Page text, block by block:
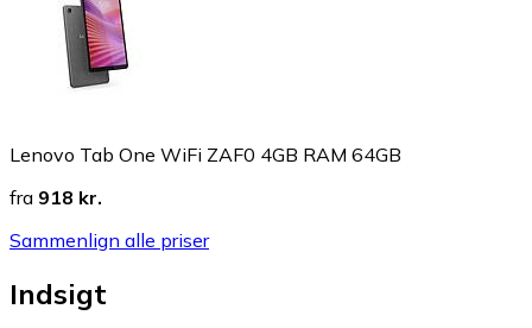
Lenovo Tab One WiFi ZAF0 4GB RAM 64GB
fra 918 kr.
Sammenlign alle priser
Indsigt